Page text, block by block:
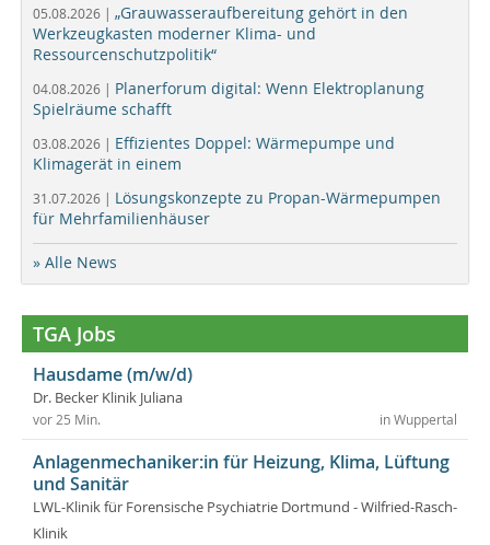
05.08.2026 | „Grauwasseraufbereitung gehört in den
Werkzeugkasten moderner Klima- und
Ressourcenschutzpolitik“
04.08.2026 | Planerforum digital: Wenn Elektroplanung
Spielräume schafft
03.08.2026 | Effizientes Doppel: Wärmepumpe und
Klimagerät in einem
31.07.2026 | Lösungskonzepte zu Propan-Wärmepumpen
für Mehrfamilienhäuser
» Alle News
TGA Jobs
Hausdame (m/w/d)
Dr. Becker Klinik Juliana
in Wuppertal
vor 25 Min.
Anlagenmechaniker:in für Heizung, Klima, Lüftung
und Sanitär
LWL-Klinik für Forensische Psychiatrie Dortmund - Wilfried-Rasch-
Klinik